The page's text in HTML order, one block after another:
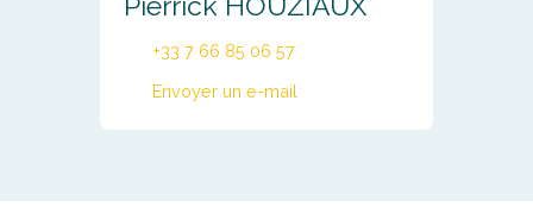
+33 7 66 85 06 57
Envoyer un e-mail